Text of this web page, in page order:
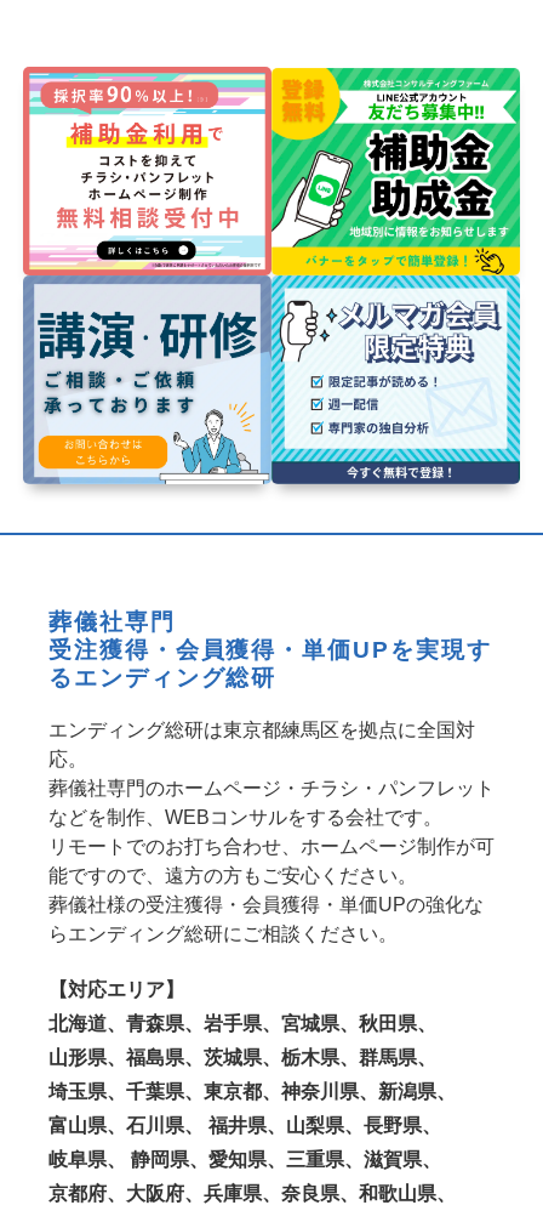
葬儀社専門
受注獲得・会員獲得・単価UPを実現す
るエンディング総研
エンディング総研は東京都練馬区を拠点に全国対
応。
葬儀社専門のホームページ・チラシ・パンフレット
などを制作、WEBコンサルをする会社です。
リモートでのお打ち合わせ、ホームページ制作が可
能ですので、遠方の方もご安心ください。
葬儀社様の受注獲得・会員獲得・単価UPの強化な
らエンディング総研にご相談ください。
【対応エリア】
北海道、青森県、岩手県、宮城県、秋田県、
山形県、福島県、茨城県、栃木県、群馬県、
埼玉県、千葉県、東京都、神奈川県、新潟県、
富山県、石川県、 福井県、山梨県、長野県、
岐阜県、 静岡県、愛知県、三重県、滋賀県、
京都府、大阪府、兵庫県、奈良県、和歌山県、